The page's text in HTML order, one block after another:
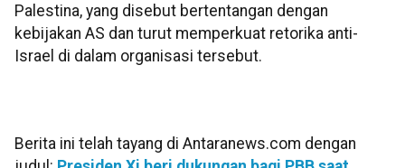
Palestina, yang disebut bertentangan dengan
kebijakan AS dan turut memperkuat retorika anti-
Israel di dalam organisasi tersebut.
Berita ini telah tayang di Antaranews.com dengan